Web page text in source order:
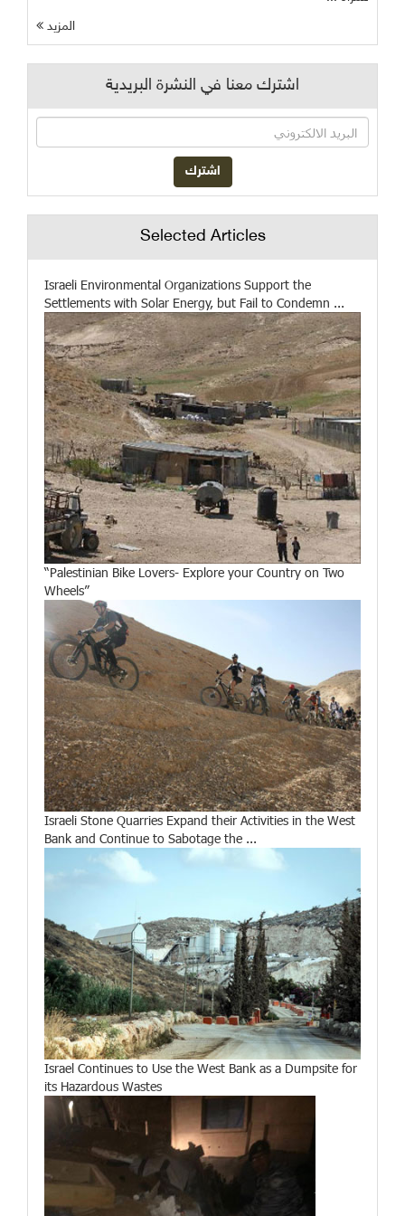
المزيد
اشترك معنا في النشرة البريدية
Selected Articles
Israeli Environmental Organizations Support the
Settlements with Solar Energy, but Fail to Condemn ...
“Palestinian Bike Lovers- Explore your Country on Two
Wheels”
Israeli Stone Quarries Expand their Activities in the West
Bank and Continue to Sabotage the ...
Israel Continues to Use the West Bank as a Dumpsite for
its Hazardous Wastes